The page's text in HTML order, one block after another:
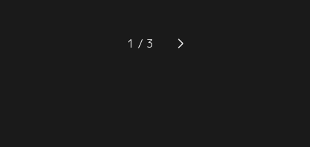
使う東海岸の4つの港の責任者であ
り、次に狙われるのは最後の1人ロ
務所で20年だとヘディを脅す…。
1